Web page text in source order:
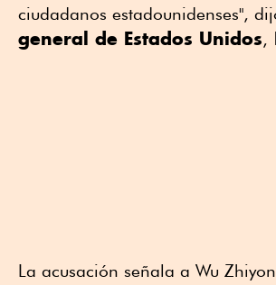
ciudadanos estadounidenses",
general de Estados Unidos,
La acusación señala a Wu